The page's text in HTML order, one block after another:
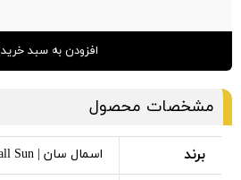
افزودن به سبد خرید
مشخصات محصول
برند اسمال سان | Small Sun